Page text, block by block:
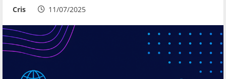
Cris 11/07/2025